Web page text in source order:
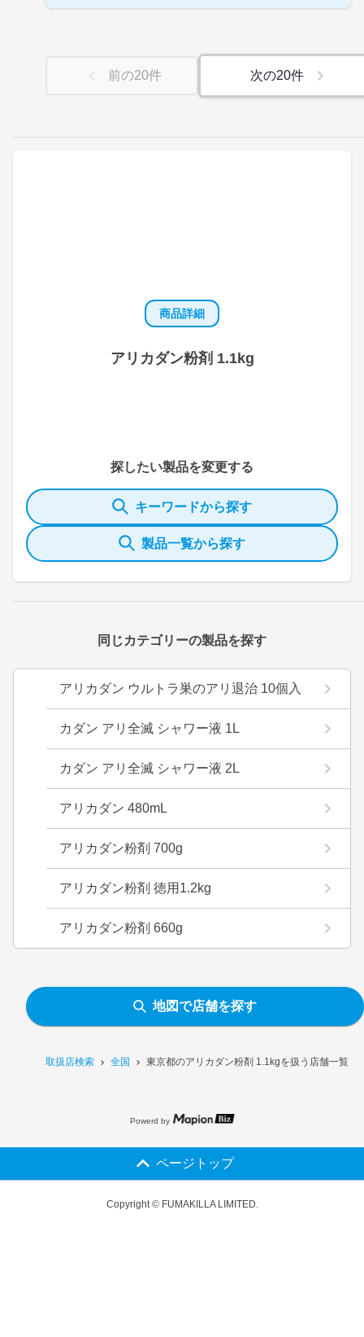
取扱店検索 全国 東京都のアリカダン粉剤 1.1kgを扱う店舗一覧
商品詳細
アリカダン粉剤 1.1kg
探したい製品を変更する
キーワードから探す
製品一覧から探す
同じカテゴリーの製品を探す
アリカダン ウルトラ巣のアリ退治 10個入
カダン アリ全滅 シャワー液 1L
カダン アリ全滅 シャワー液 2L
アリカダン 480mL
アリカダン粉剤 700g
アリカダン粉剤 徳用1.2kg
アリカダン粉剤 660g
前の20件 次の20件
地図で店舗を探す
Powerd by
ページトップ
Copyright © FUMAKILLA LIMITED.